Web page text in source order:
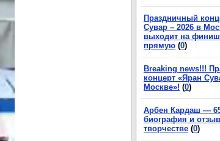
Праздничный
Сувар – 2026 в
выходит на
прямую (0)
Breaking news!!!
концерт «Яран
Москве»! (0)
Арбен Кардаш —
биография и
творчестве (0)